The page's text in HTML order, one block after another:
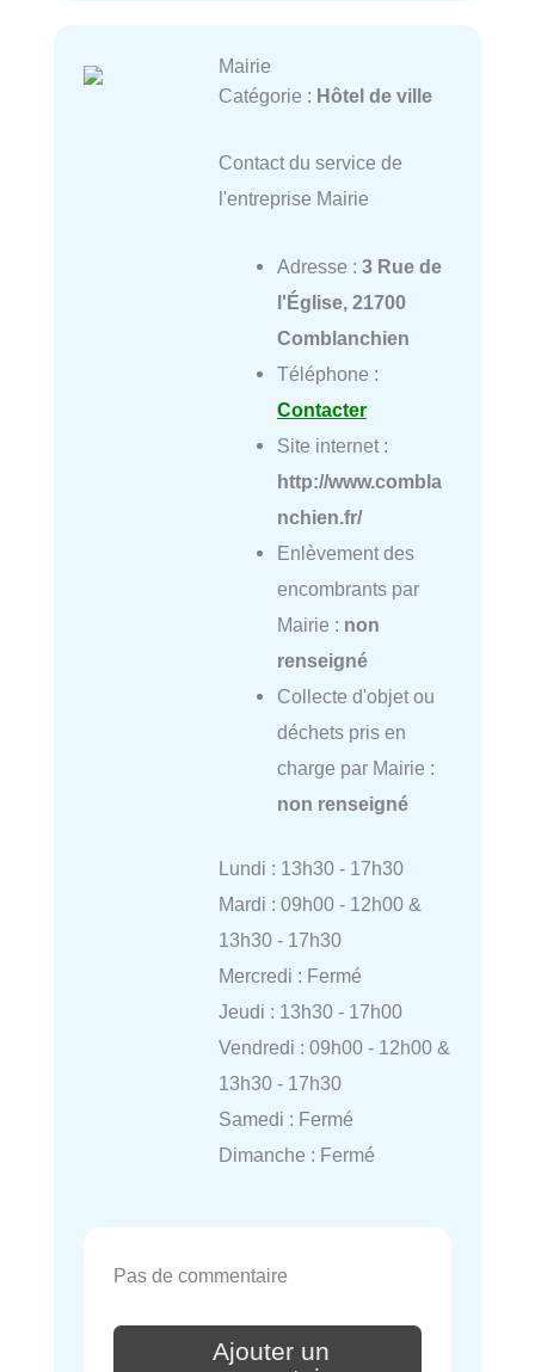
Mairie
Catégorie : Hôtel de ville
Contact du service de
l'entreprise Mairie
Adresse : 3 Rue de
l'Église, 21700
Comblanchien
Téléphone :
Contacter
Site internet :
http://www.combla
nchien.fr/
Enlèvement des
encombrants par
Mairie : non
renseigné
Collecte d'objet ou
déchets pris en
charge par Mairie :
non renseigné
Lundi : 13h30 - 17h30
Mardi : 09h00 - 12h00 &
13h30 - 17h30
Mercredi : Fermé
Jeudi : 13h30 - 17h00
Vendredi : 09h00 - 12h00 &
13h30 - 17h30
Samedi : Fermé
Dimanche : Fermé
Pas de commentaire
Ajouter un